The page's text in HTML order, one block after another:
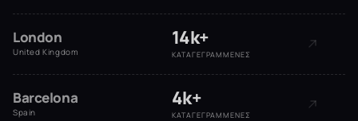
London
United Kingdom
14k+
ΚΑΤΑΓΕΓΡΑΜΜΈΝΕΣ
Barcelona
Spain
4k+
ΚΑΤΑΓΕΓΡΑΜΜΈΝΕΣ